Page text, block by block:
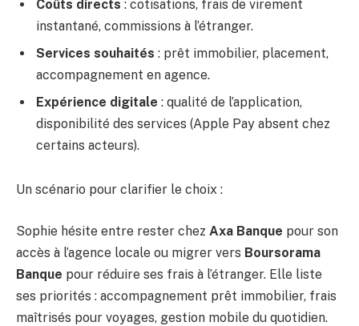
Coûts directs : cotisations, frais de virement
instantané, commissions à l’étranger.
Services souhaités : prêt immobilier, placement,
accompagnement en agence.
Expérience digitale : qualité de l’application,
disponibilité des services (Apple Pay absent chez
certains acteurs).
Un scénario pour clarifier le choix :
Sophie hésite entre rester chez Axa Banque pour son
accès à l’agence locale ou migrer vers Boursorama
Banque pour réduire ses frais à l’étranger. Elle liste
ses priorités : accompagnement prêt immobilier, frais
maîtrisés pour voyages, gestion mobile du quotidien.